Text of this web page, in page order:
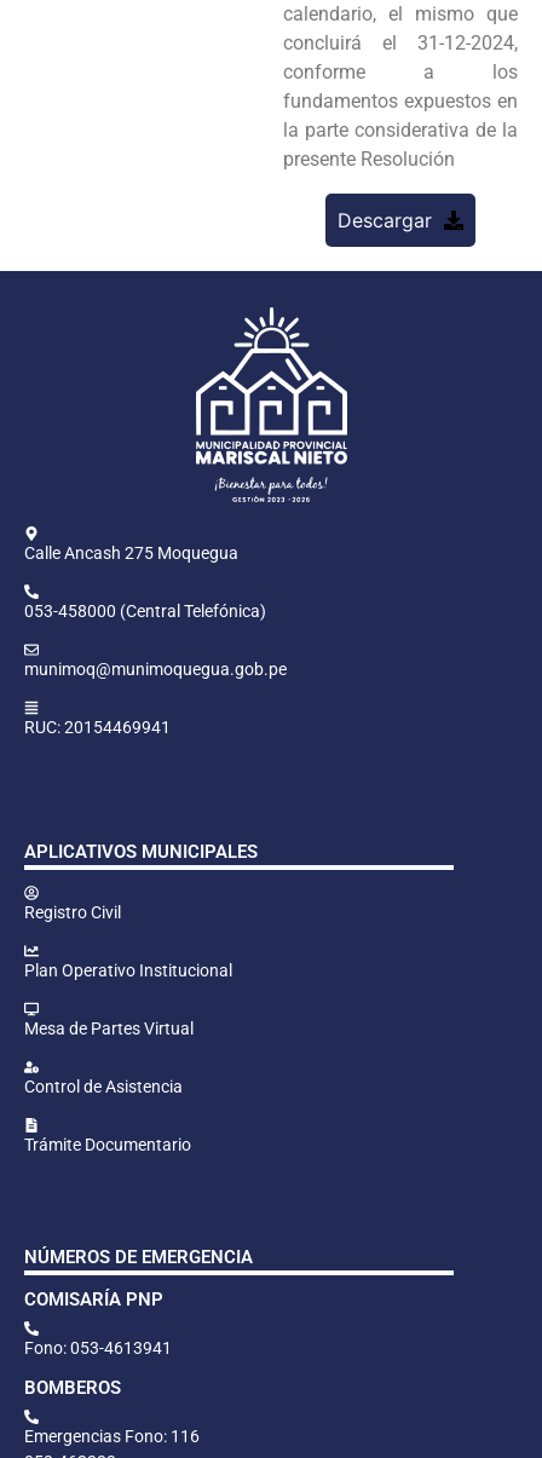
calendario, el mismo que
concluirá el 31-12-2024,
conforme a los
fundamentos expuestos en
la parte considerativa de la
presente Resolución
Descargar
Calle Ancash 275 Moquegua
053-458000 (Central Telefónica)
munimoq@munimoquegua.gob.pe
RUC: 20154469941
APLICATIVOS MUNICIPALES
Registro Civil
Plan Operativo Institucional
Mesa de Partes Virtual
Control de Asistencia
Trámite Documentario
NÚMEROS DE EMERGENCIA
COMISARÍA PNP
Fono: 053-4613941
BOMBEROS
Emergencias Fono: 116